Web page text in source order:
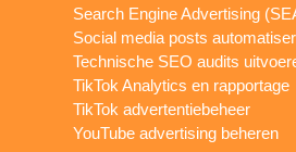
Search Engine Advertising
Social media posts
Technische SEO audits
TikTok Analytics en rapportage
TikTok advertentiebeheer
YouTube advertising beheren